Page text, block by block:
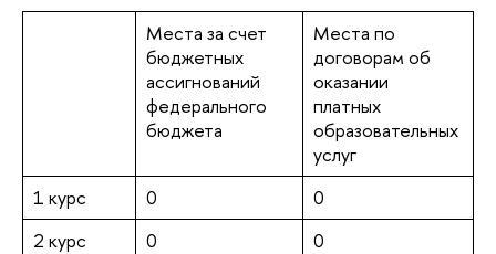
Места за счет
бюджетных
ассигнований
федерального
бюджета
Места по
договорам об
оказании
платных
образовательных
услуг
1 курс
0
0
2 курс
0 0